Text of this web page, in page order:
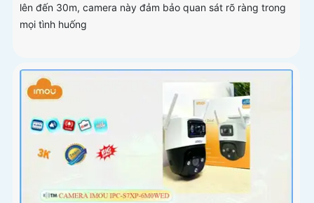
lên đến 30m, camera này đảm bảo quan sát rõ ràng trong
mọi tình huống